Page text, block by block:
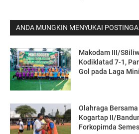
ANDA MUNGKIN MENYUKAI
Makodam III/
Kodiklatad 7-1,
Gol pada Laga
Olahraga
Kogartap II/
Forkopimda